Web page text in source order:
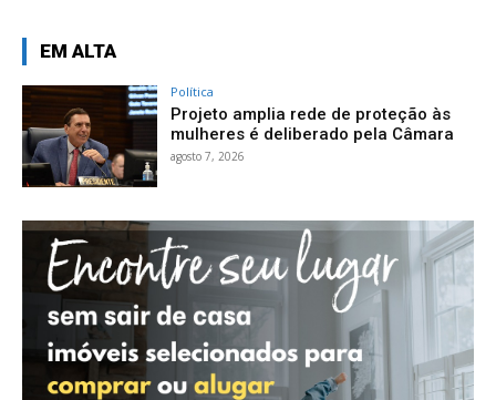
EM ALTA
Política
Projeto amplia rede de proteção às
mulheres é deliberado pela Câmara
agosto 7, 2026